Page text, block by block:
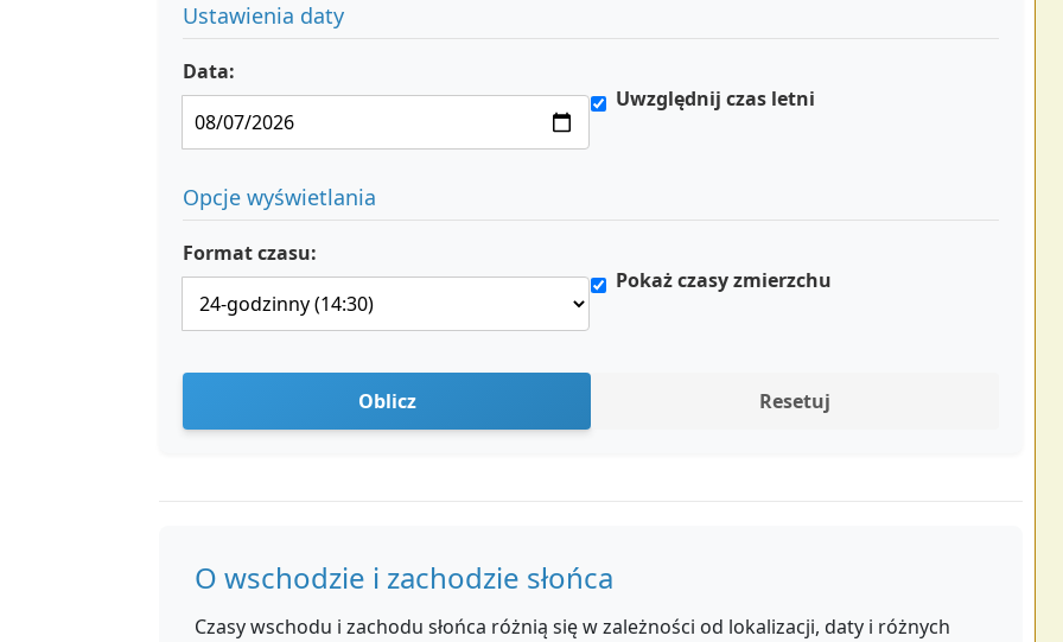
Ustawienia daty
Data:
Uwzględnij czas letni
Opcje wyświetlania
Format czasu:
Pokaż czasy zmierzchu
Oblicz Resetuj
O wschodzie i zachodzie słońca
Czasy wschodu i zachodu słońca różnią się w zależności od lokalizacji, daty i różnych